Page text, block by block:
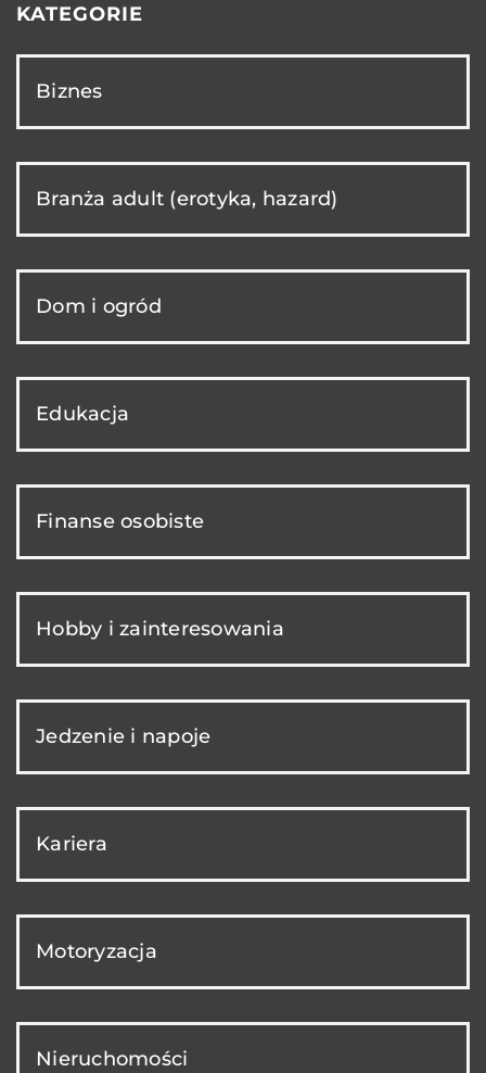
KATEGORIE
Biznes
Branża adult (erotyka, hazard)
Dom i ogród
Edukacja
Finanse osobiste
Hobby i zainteresowania
Jedzenie i napoje
Kariera
Motoryzacja
Nieruchomości